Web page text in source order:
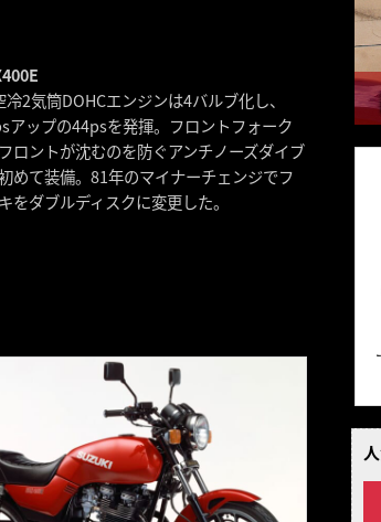
2気筒DOHCエンジンは4バルブ化し、
アップの44psを発揮。フロントフォーク
ロントが沈むのを防ぐアンチノーズダイブ
めて装備。81年のマイナーチェンジでフ
をダブルディスクに変更した。